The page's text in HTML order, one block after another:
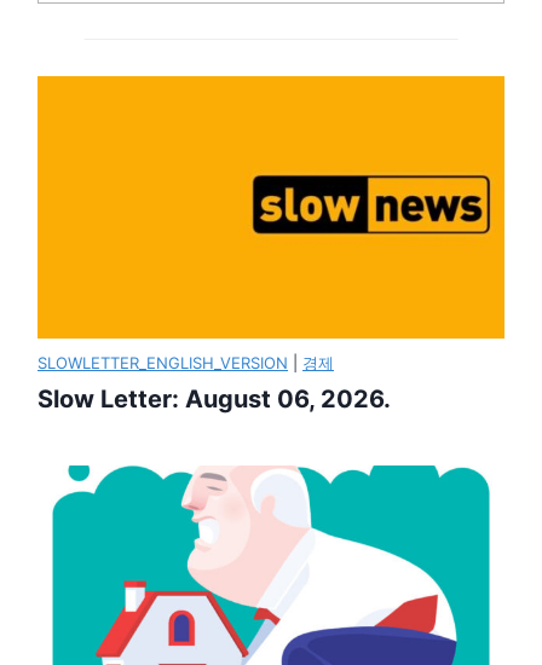
SLOWLETTER_ENGLISH_VERSION 경제
Slow Letter: August 06, 2026.